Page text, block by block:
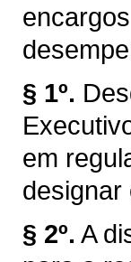
§ 1º.
em
designar
§ 2º. A